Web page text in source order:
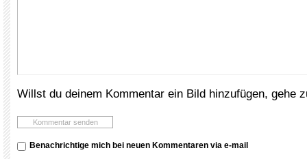
Willst du deinem Kommentar ein Bild hinzufügen, gehe
Benachrichtige mich bei neuen Kommentaren via e-mail